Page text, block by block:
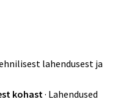
lahendusest ja
kohast · Lahendused